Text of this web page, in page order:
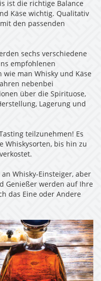
ist die richtige Balance
Käse wichtig. Qualitativ
den passenden
sechs verschiedene
empfohlenen
wie man Whisky und Käse
nebenbei
über die Spirituose,
Lagerung und
teilzunehmen! Es
Whiskysorten, bis hin zu
Whisky-Einsteiger, aber
Genießer werden auf Ihre
das Eine oder Andere